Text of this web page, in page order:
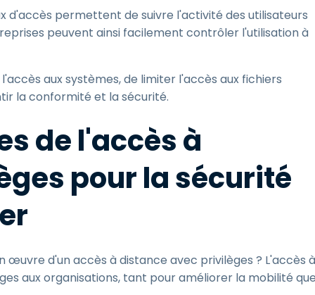
d'accès permettent de suivre l'activité des utilisateurs
peuvent ainsi facilement contrôler l'utilisation à
aux systèmes, de limiter l'accès aux fichiers
la conformité et la sécurité.
de l'accès à
pour la sécurité
œuvre d'un accès à distance avec privilèges ? L'accès à
aux organisations, tant pour améliorer la mobilité